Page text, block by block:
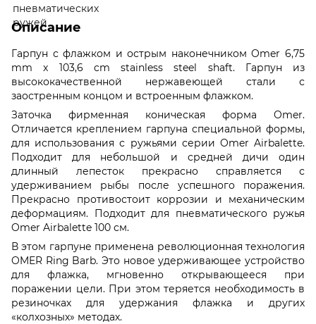
Описание
Гарпун с флажком и острым наконечником Omer 6,75
mm x 103,6 cm stainless steel shaft. Гарпун из
высококачественной нержавеющей стали с
заостренным концом и встроенным флажком.
Заточка фирменная коническая форма Omer.
Отличается креплением гарпуна специальной формы,
для использования с ружьями серии Omer Airbalette.
Подходит для небольшой и средней дичи один
длинный лепесток прекрасно справляется с
удерживанием рыбы после успешного поражения.
Прекрасно противостоит коррозии и механическим
деформациям. Подходит для пневматического ружья
Omer Airbalette 100 см.
В этом гарпуне применена революционная технология
OMER Ring Barb. Это новое удерживающее устройство
для флажка, мгновенно открывающееся при
поражении цели. При этом теряется необходимость в
резиночках для удержания флажка и других
«колхозных» методах.